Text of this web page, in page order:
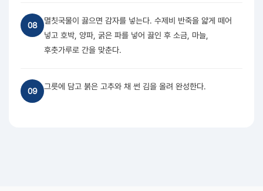
08
멸칫국물이 끓으면 감자를 넣는다. 수제비 반죽을 얇게 떼어
넣고 호박, 양파, 굵은 파를 넣어 끓인 후 소금, 마늘,
후춧가루로 간을 맞춘다.
09 그릇에 담고 붉은 고추와 채 썬 김을 올려 완성한다.